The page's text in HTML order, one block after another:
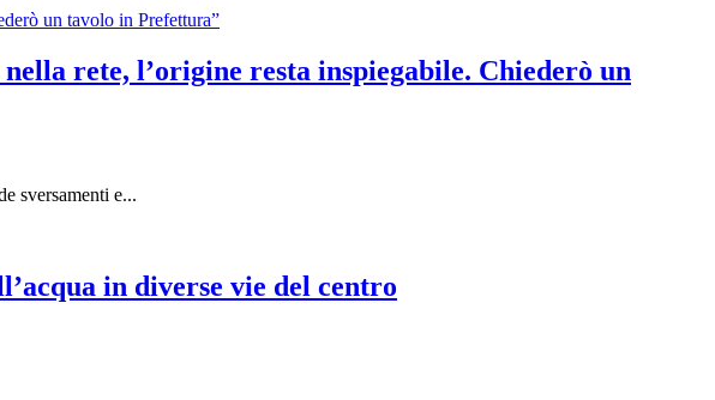
rete, l’origine resta inspiegabile. Chiederò un
sversamenti e...
in diverse vie del centro